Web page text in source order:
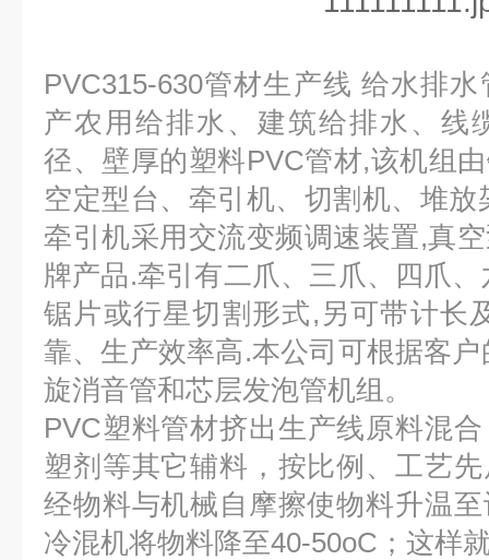
PVC315-630管材生产线 给水排
产农用给排水、建筑给排水、线
径、壁厚的塑料PVC管材,该机组
空定型台、牵引机、切割机、堆
牵引机采用交流变频调速装置,真
牌产品.牵引有二爪、三爪、四爪
锯片或行星切割形式,另可带计长
靠、生产效率高.本公司可根据客
旋消音管和芯层发泡管机组。
PVC塑料管材挤出生产线原料混
塑剂等其它辅料，按比例、工艺
经物料与机械自摩擦使物料升温
冷混机将物料降至40-50oC；这样